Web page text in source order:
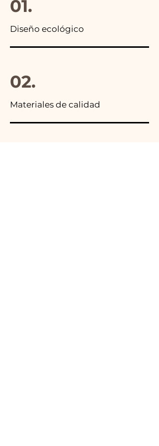
01.
Diseño ecológico
02.
Materiales de calidad